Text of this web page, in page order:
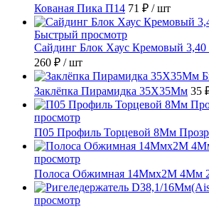
Кованая Пика П14 71 ₽ / шт
Быстрый просмотр
Сайдинг Блок Хаус Кремовый
260 ₽ / шт
Заклёпка Пирамидка 35X35Мм 35
просмотр
П05 Профиль Торцевой 8Мм
просмотр
Полоса Обжимная 14Ммх2М 4Мм
просмотр